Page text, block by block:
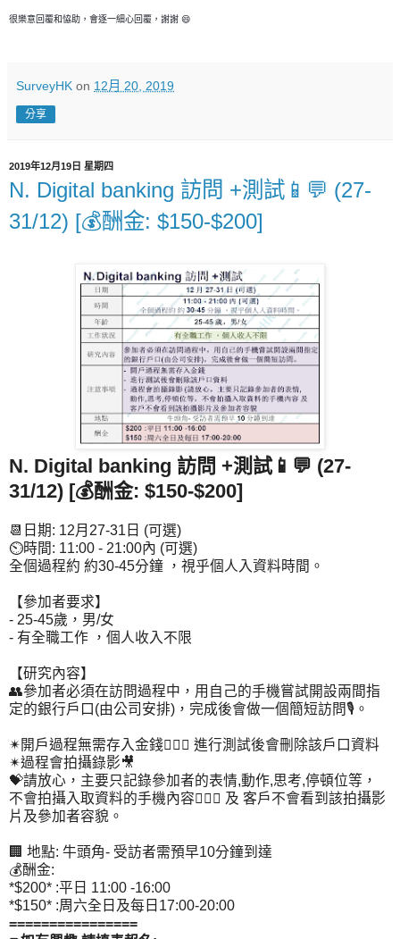
很樂意回覆和恊助，會逐一細心回覆，謝謝 😄
SurveyHK on 12月 20, 2019
分享
2019年12月19日 星期四
N. Digital banking 訪問 +測試📱💬 (27-
31/12) [💰酬金: $150-$200]
N. Digital banking 訪問 +測試📱💬 (27-
31/12) [💰酬金: $150-$200]
📆日期: 12月27-31日 (可選)
⏲時間: 11:00 - 21:00內 (可選)
全個過程約 約30-45分鐘 ，視乎個人入資料時間。
【參加者要求】
- 25-45歲，男/女
- 有全職工作 ，個人收入不限
【研究內容】
👥參加者必須在訪問過程中，用自己的手機嘗試開設兩間指
定的銀行戶口(由公司安排)，完成後會做一個簡短訪問🎙。
✴開戶過程無需存入金錢🙅🏻‍♀ 進行測試後會刪除該戶口資料
✴過程會拍攝錄影🎥
💝請放心，主要只記錄參加者的表情,動作,思考,停頓位等，
不會拍攝入取資料的手機內容🙅🏻‍♀ 及 客戶不會看到該拍攝影
片及參加者容貌。
🏢 地點: 牛頭角- 受訪者需預早10分鐘到達
💰酬金:
*$200* :平日 11:00 -16:00
*$150* :周六全日及每日17:00-20:00
================